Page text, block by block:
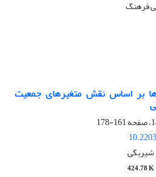
بر اساس نقش متغیرهای جمعیت
161-178
شیربگی
424.78 K